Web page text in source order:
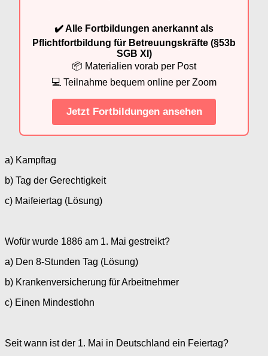
✔️ Alle Fortbildungen anerkannt als
Pflichtfortbildung für Betreuungskräfte (§53b
SGB XI)
📦 Materialien vorab per Post
💻 Teilnahme bequem online per Zoom
Jetzt Fortbildungen ansehen
a) Kampftag
b) Tag der Gerechtigkeit
c) Maifeiertag (Lösung)
Wofür wurde 1886 am 1. Mai gestreikt?
a) Den 8-Stunden Tag (Lösung)
b) Krankenversicherung für Arbeitnehmer
c) Einen Mindestlohn
Seit wann ist der 1. Mai in Deutschland ein Feiertag?